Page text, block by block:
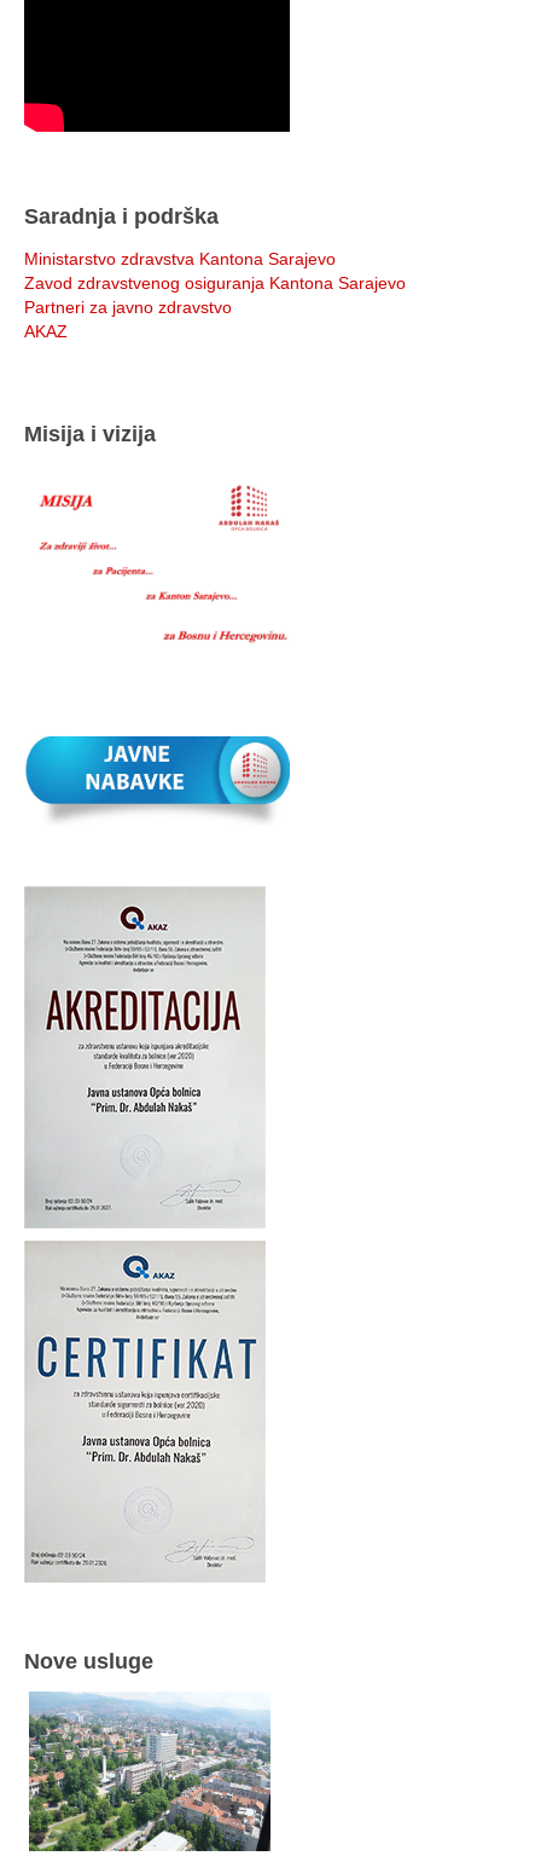
Saradnja i podrška
Ministarstvo zdravstva Kantona Sarajevo
Zavod zdravstvenog osiguranja Kantona Sarajevo
Partneri za javno zdravstvo
AKAZ
Misija i vizija
Nove usluge